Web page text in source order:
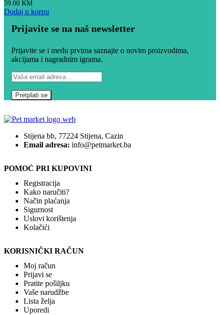
59.00 KM
Dodaj u korpu
Prijavite se na naš newsletter
Prijavite se i među prvima saznajte o novim proizvodima,
akcijama i nagradnim igrama.
Stijena bb, 77224 Stijena, Cazin
Email adresa: info@petmarket.ba
POMOĆ PRI KUPOVINI
Registracija
Kako naručiti?
Način plaćanja
Sigurnost
Uslovi korištenja
Kolačići
KORISNIČKI RAČUN
Moj račun
Prijavi se
Pratite pošiljku
Vaše narudžbe
Lista želja
Uporedi